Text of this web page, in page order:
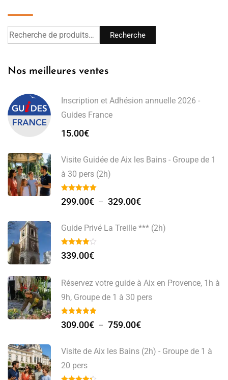
Recherche
Nos meilleures ventes
Inscription et Adhésion annuelle 2026 -
Guides France
15.00€
Visite Guidée de Aix les Bains - Groupe de 1
à 30 pers (2h)
299.00€ – 329.00€
Guide Privé La Treille *** (2h)
339.00€
Réservez votre guide à Aix en Provence, 1h à
9h, Groupe de 1 à 30 pers
309.00€ – 759.00€
Visite de Aix les Bains (2h) - Groupe de 1 à
20 pers